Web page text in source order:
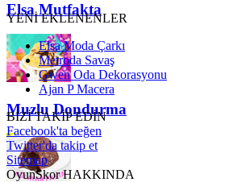
Elsa Mutfakta
Muzlu Dondurma
YENİ EKLENENLER
Elsa Moda Çarkı
Metroda Savaş
Gwen Oda Dekorasyonu
Ajan P Macera
BİZİ TAKİP EDİN
Facebook'ta beğen
Twitter'da takip et
Sitemap
OyunSkor HAKKINDA